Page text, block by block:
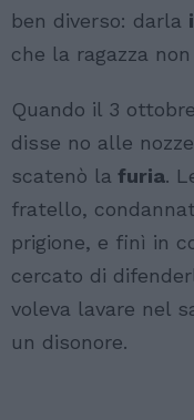
ben diverso: darla
che la ragazza
Quando il 3
disse no alle
scatenò la furia.
fratello,
prigione, e finì in
cercato di
voleva lavare nel
un disonore.